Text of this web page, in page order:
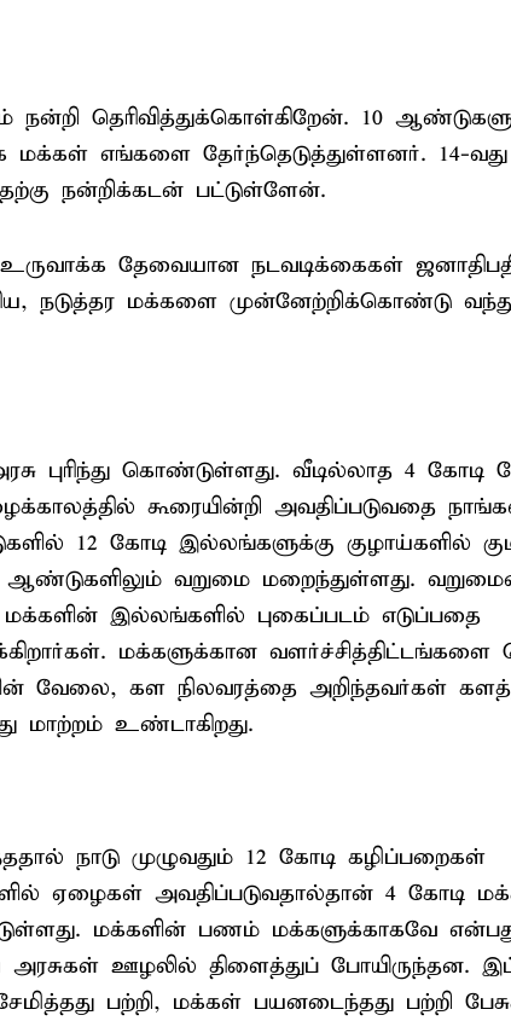
நன்றி தெரிவித்துக்கொள்கிறேன். 10
மக்கள் எங்களை தேர்ந்தெடுத்துள்ளனர். 14-வது
நன்றிக்கடன் பட்டுள்ளேன்.
தேவையான நடவடிக்கைகள்
நடுத்தர மக்களை முன்னேற்றிக்கொண்டு
புரிந்து கொண்டுள்ளது. வீடில்லாத 4 கோடி
கூரையின்றி அவதிப்படுவதை
12 கோடி இல்லங்களுக்கு குழாய்களில்
ஆண்டுகளிலும் வறுமை மறைந்துள்ளது.
இல்லங்களில் புகைப்படம் எடுப்பதை
மக்களுக்கான
வேலை, கள நிலவரத்தை அறிந்தவர்கள்
மாற்றம் உண்டாகிறது.
நாடு முழுவதும் 12 கோடி கழிப்பறைகள்
ஏழைகள் அவதிப்படுவதால்தான் 4 கோடி
மக்களின் பணம் மக்களுக்காகவே
ஊழலில் திளைத்துப் போயிருந்தன.
பற்றி, மக்கள் பயனடைந்தது பற்றி